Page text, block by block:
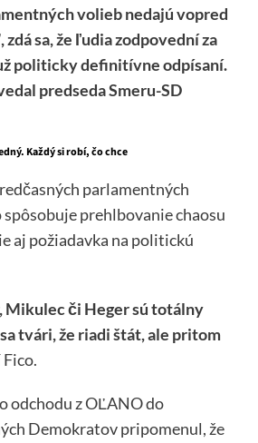
volieb nedajú vopred
sa, že ľudia zodpovední za
politicky definitívne odpísaní.
predseda Smeru-SD
Každý si robí, čo chce
parlamentných
prehlbovanie chaosu
aj požiadavka na politickú
Mikulec či Heger sú totálny
tvári, že riadi štát, ale pritom
odchodu z OĽANO do
Demokratov pripomenul, že